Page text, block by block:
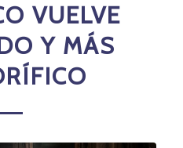
VUELVE
Y MÁS